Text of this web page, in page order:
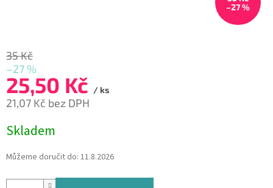
–27 %
35 Kč
–27 %
25,50 Kč / ks
21,07 Kč bez DPH
cena:
Skladem
Můžeme doručit do: 11.8.2026